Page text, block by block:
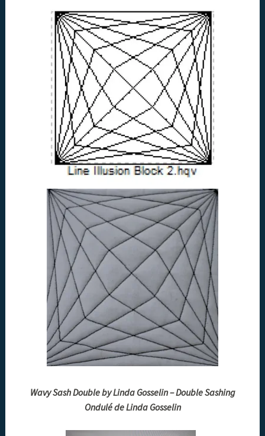
Wavy Sash Double by Linda Gosselin – Double Sashing
Ondulé de Linda Gosselin